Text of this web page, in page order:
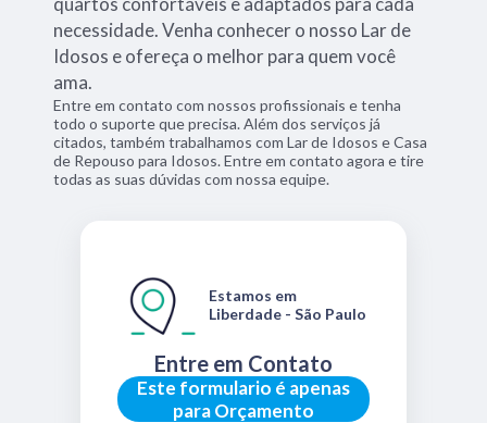
necessidade. Venha conhecer o nosso Lar de
Idosos e ofereça o melhor para quem você
ama.
Entre em contato com nossos profissionais e tenha
todo o suporte que precisa. Além dos serviços já
citados, também trabalhamos com Lar de Idosos e Casa
de Repouso para Idosos. Entre em contato agora e tire
todas as suas dúvidas com nossa equipe.
Este formulario é apenas
para Orçamento
Entre em Contato
Estamos em
Liberdade - São Paulo